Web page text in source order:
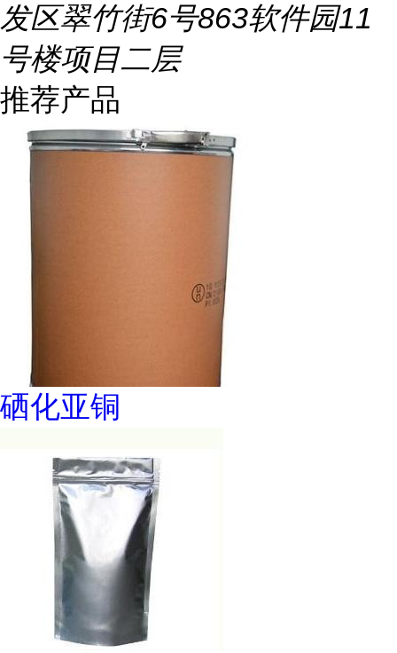
发区翠竹街6号863软件园11
号楼项目二层
推荐产品
硒化亚铜